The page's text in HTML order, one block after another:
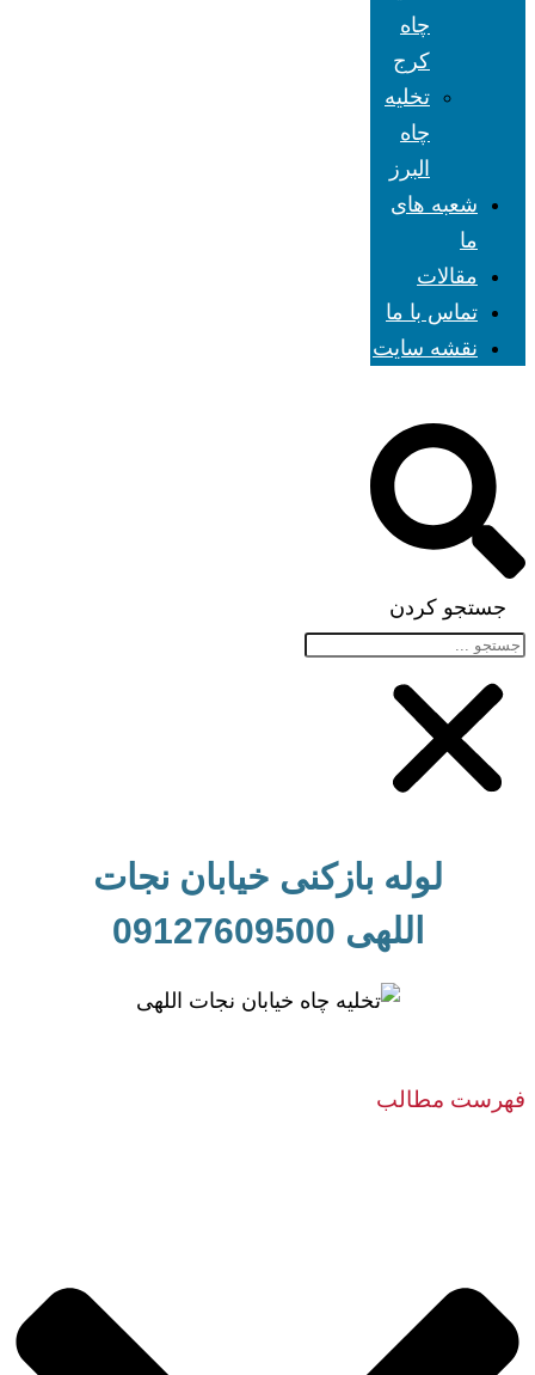
چاه
کرج
تخلیه
چاه
البرز
شعبه های
ما
مقالات
تماس با ما
نقشه سایت
جستجو کردن
لوله بازکنی خیابان نجات
اللهی 09127609500
فهرست مطالب